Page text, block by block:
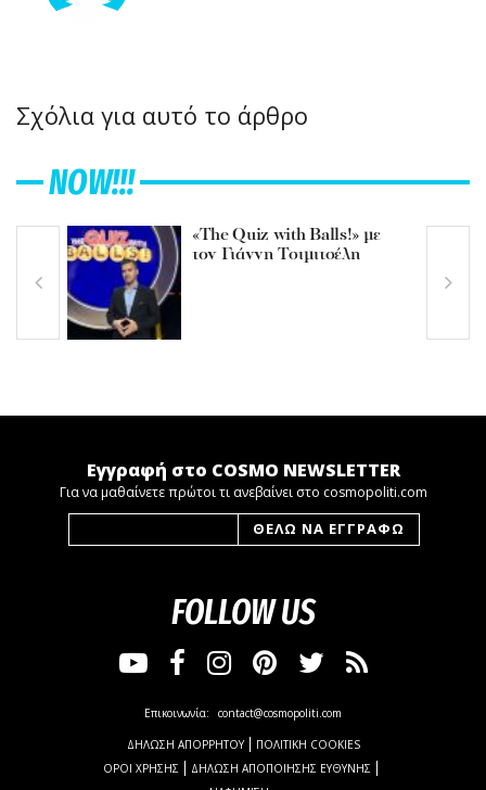
Σχόλια για αυτό το άρθρο
NOW!!!
«The Quiz with Balls!» με
τον Γιάννη Τσιμιτσέλη
Εγγραφή στο COSMO NEWSLETTER
Για να μαθαίνετε πρώτοι τι ανεβαίνει στο cosmopoliti.com
FOLLOW US
Επικοινωνία: contact@cosmopoliti.com
ΔΗΛΩΣΗ ΑΠΟΡΡΗΤΟΥ
ΠΟΛΙΤΙΚΗ COOKIES
ΟΡΟΙ ΧΡΗΣΗΣ
ΔΗΛΩΣΗ ΑΠΟΠΟΙΗΣΗΣ ΕΥΘΥΝΗΣ